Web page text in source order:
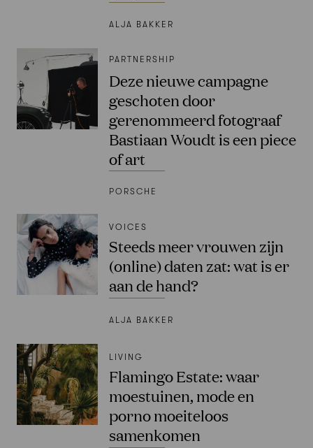
ALJA BAKKER
PARTNERSHIP
Deze nieuwe campagne
geschoten door
gerenommeerd fotograaf
Bastiaan Woudt is een piece
of art
PORSCHE
VOICES
Steeds meer vrouwen zijn
(online) daten zat: wat is er
aan de hand?
ALJA BAKKER
LIVING
Flamingo Estate: waar
moestuinen, mode en
porno moeiteloos
samenkomen